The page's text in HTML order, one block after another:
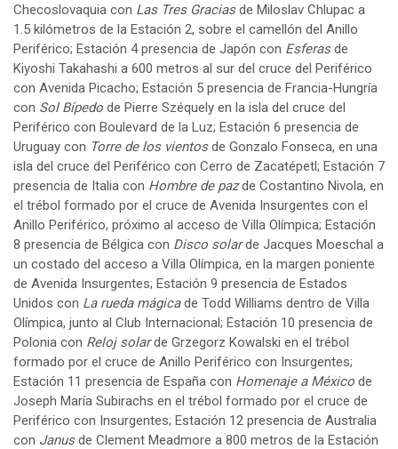
Checoslovaquia con Las Tres Graciasde Miloslav Chlupac a
1.5 kilómetros de la Estación 2, sobre el camellón del Anillo
Periférico; Estación 4 presencia de Japón con Esferasde
Kiyoshi Takahashi a 600 metros al sur del cruce del Periférico
con Avenida Picacho; Estación 5 presencia de Francia-Hungría
con Sol Bípedo de Pierre Széquely en la isla del cruce del
Periférico con Boulevard de la Luz; Estación 6 presencia de
Uruguay con Torre de los vientosde Gonzalo Fonseca, en una
isla del cruce del Periférico con Cerro de Zacatépetl; Estación 7
presencia de Italia con Hombre de pazde Costantino Nivola, en
el trébol formado por el cruce de Avenida Insurgentes con el
Anillo Periférico, próximo al acceso de Villa Olímpica; Estación
8 presencia de Bélgica con Disco solarde Jacques Moeschal a
un costado del acceso a Villa Olímpica, en la margen poniente
de Avenida Insurgentes; Estación 9 presencia de Estados
Unidos con La rueda mágicade Todd Williams dentro de Villa
Olímpica, junto al Club Internacional; Estación 10 presencia de
Polonia con Reloj solarde Grzegorz Kowalski en el trébol
formado por el cruce de Anillo Periférico con Insurgentes;
Estación 11 presencia de España con Homenaje a México de
Joseph María Subirachs en el trébol formado por el cruce de
Periférico con Insurgentes; Estación 12 presencia de Australia
con Janusde Clement Meadmore a 800 metros de la Estación